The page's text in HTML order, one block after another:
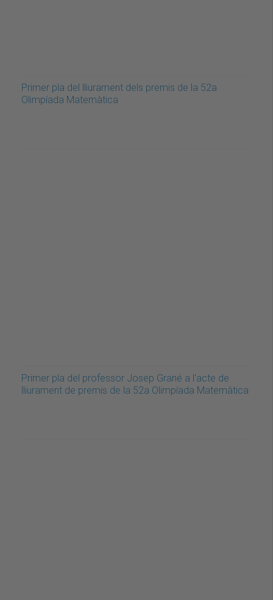
Primer pla del lliurament dels premis de la 52a
Olimpíada Matemàtica
Primer pla del professor Josep Grané a l'acte de
lliurament de premis de la 52a Olimpíada Matemàtica